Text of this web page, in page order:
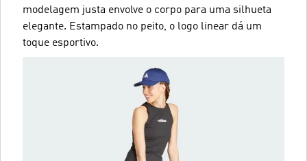
modelagem justa envolve o corpo para uma silhueta
elegante. Estampado no peito, o logo linear dá um
toque esportivo.